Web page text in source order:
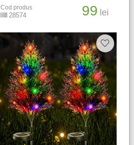
Cod produs
28574 99 lei